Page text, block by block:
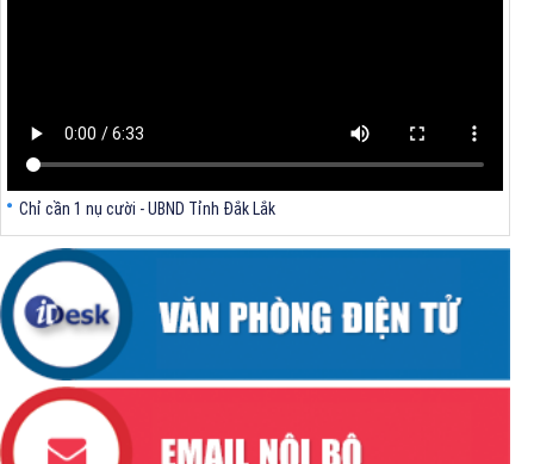
Chỉ cần 1 nụ cười - UBND Tỉnh Đắk Lắk